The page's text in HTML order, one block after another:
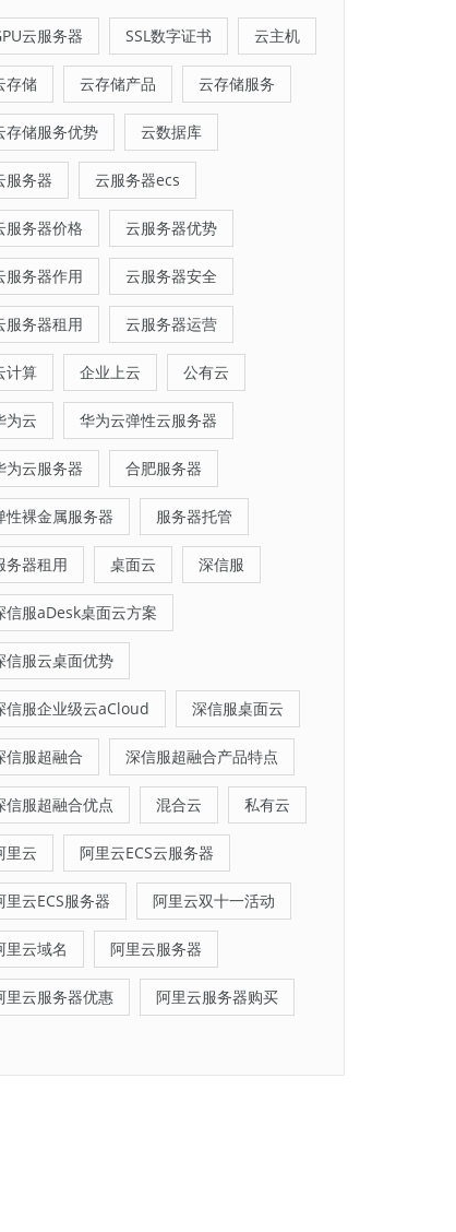
云服务器 SSL数字证书 云主机
存储 云存储产品 云存储服务
存储服务优势 云数据库
服务器 云服务器ecs
服务器价格 云服务器优势
服务器作用 云服务器安全
服务器租用 云服务器运营
计算 企业上云 公有云
为云 华为云弹性云服务器
为云服务器 合肥服务器
性裸金属服务器 服务器托管
务器租用 桌面云 深信服
信服aDesk桌面云方案
信服云桌面优势
信服企业级云aCloud 深信服桌面云
信服超融合 深信服超融合产品特点
信服超融合优点 混合云 私有云
里云 阿里云ECS云服务器
里云ECS服务器 阿里云双十一活动
里云域名 阿里云服务器
里云服务器优惠 阿里云服务器购买